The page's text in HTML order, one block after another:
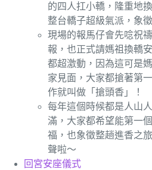
的四人扛小轎，隆重地
整台轎子超級氣派，象
現場的報馬仔會先唸祝
報，也正式請媽祖換轎
都超激動，因為這可是
家見面，大家都搶著第
作就叫做「搶頭香」！
每年這個時候都是人山
滿，大家都希望能第一
福，也象徵整趟進香之
聲啦～
回宮安座儀式